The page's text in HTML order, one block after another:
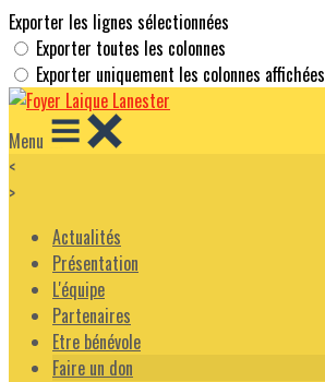
Exporter les lignes sélectionnées
Exporter toutes les colonnes
Exporter uniquement les colonnes affichées
Menu
<
>
Actualités
Présentation
L'équipe
Partenaires
Etre bénévole
Faire un don